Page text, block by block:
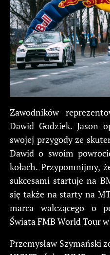
Zawodników
Dawid Godziek. Jason
swojej przygody ze
Dawid o swoim
kołach. Przypomnijmy,
sukcesami startuje na
się także na starty na
marca walczącego o
Świata FMB World Tour
Przemysław Szymański